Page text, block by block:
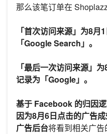
那么该笔订单在
「首次访问来源」为8
「Google Search」。
「最后一次访问来源」
记录为「Google」。
基于 Facebook 的归因逻
因为8月6日点击的广告成
广告后台将看到相关广